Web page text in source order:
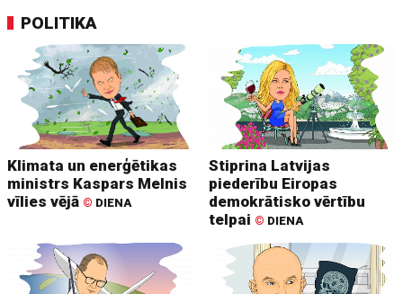
POLITIKA
Klimata un enerģētikas
ministrs Kaspars Melnis
vīlies vējā © DIENA
Stiprina Latvijas
piederību Eiropas
demokrātisko vērtību
telpai © DIENA